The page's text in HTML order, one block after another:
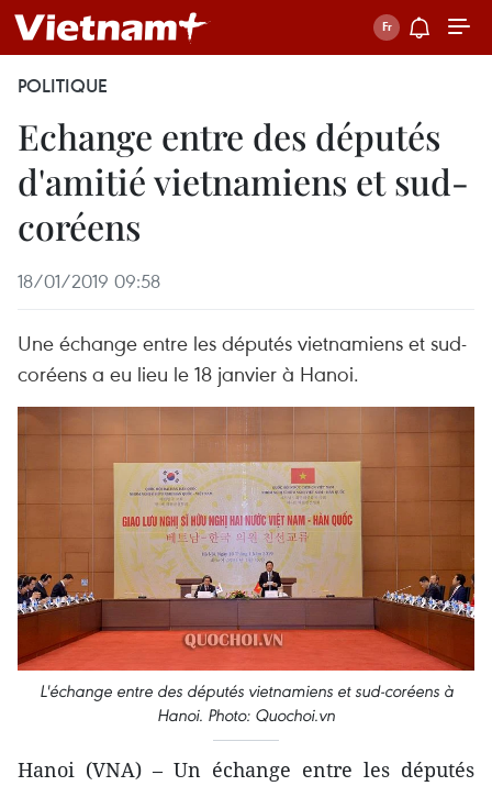
POLITIQUE
Echange entre des députés
d'amitié vietnamiens et sud-
coréens
18/01/2019 09:58
Une échange entre les députés vietnamiens et sud-
coréens a eu lieu le 18 janvier à Hanoi.
L'échange entre des députés vietnamiens et sud-coréens à
Hanoi. Photo: Quochoi.vn
Hanoi (VNA) – Un échange entre les députés